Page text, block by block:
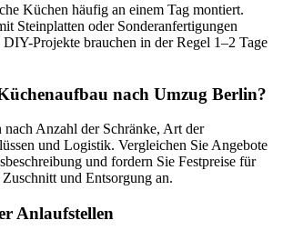
Küchen häufig an einem Tag montiert.
Steinplatten oder Sonderanfertigungen
Projekte brauchen in der Regel 1–2 Tage
nach Umzug Berlin?
Anzahl der Schränke, Art der
und Logistik. Vergleichen Sie Angebote
und fordern Sie Festpreise für
und Entsorgung an.
Anlaufstellen